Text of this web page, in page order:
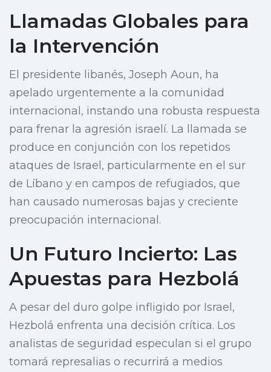
Llamadas Globales para
la Intervención
El presidente libanés, Joseph Aoun, ha
apelado urgentemente a la comunidad
internacional, instando una robusta respuesta
para frenar la agresión israelí. La llamada se
produce en conjunción con los repetidos
ataques de Israel, particularmente en el sur
de Líbano y en campos de refugiados, que
han causado numerosas bajas y creciente
preocupación internacional.
Un Futuro Incierto: Las
Apuestas para Hezbolá
A pesar del duro golpe infligido por Israel,
Hezbolá enfrenta una decisión crítica. Los
analistas de seguridad especulan si el grupo
tomará represalias o recurrirá a medios